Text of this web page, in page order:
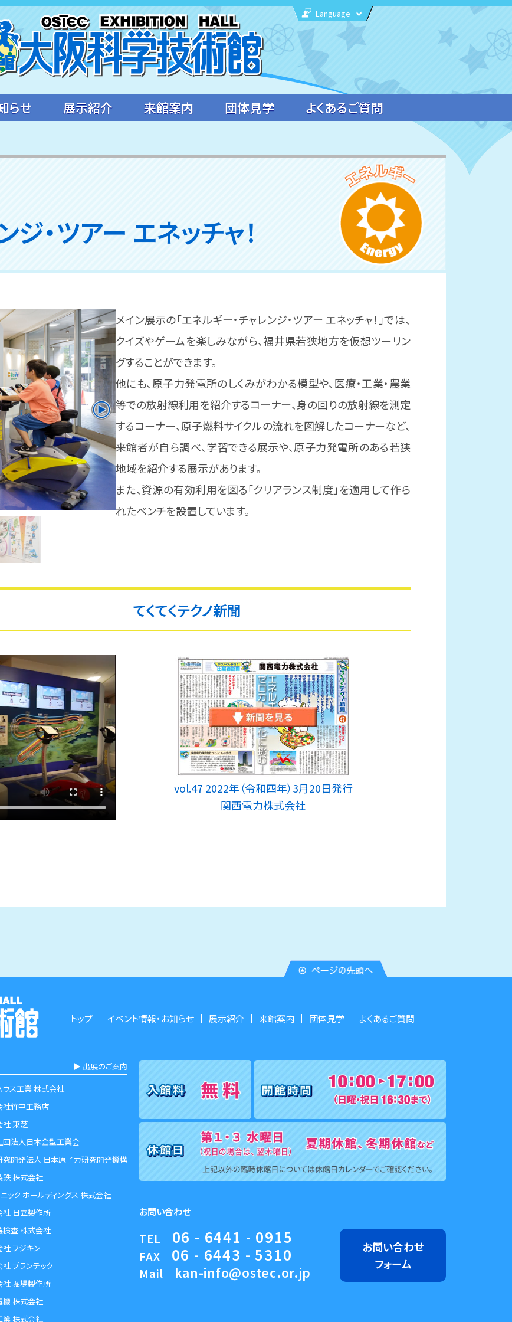
Language
らせ 展示紹介 来館案内 団体見学 よくあるご質問
・ツアー エネッチャ！
メイン展示の「エネルギー・チャレンジ・ツアー エネッチャ！」では、
クイズやゲームを楽しみながら、福井県若狭地方を仮想ツーリン
グすることができます。
他にも、原子力発電所のしくみがわかる模型や、医療・工業・農業
等での放射線利用を紹介するコーナー、身の回りの放射線を測定
するコーナー、原子燃料サイクルの流れを図解したコーナーなど、
来館者が自ら調べ、学習できる展示や、原子力発電所のある若狭
地域を紹介する展示があります。
また、資源の有効利用を図る「クリアランス制度」を適用して作ら
れたベンチを設置しています。
てくてくテクノ新聞
vol.47 2022年（令和四年）3月20日発行
関西電力株式会社
トップ イベント情報・お知らせ 展示紹介 来館案内 団体見学 よくあるご質問
お問い合わせ
TEL 06 - 6441 - 0915
FAX 06 - 6443 - 5310
Mail kan-info@ostec.or.jp
お問い合わせ
フォーム
▶︎ 出展のご案内
ウス工業 株式会社
社竹中工務店
社 東芝
団法人日本金型工業会
究開発法人 日本原子力研究開発機構
鉄 株式会社
ック ホールディングス 株式会社
社 日立製作所
検査 株式会社
フジキン
プランテック
社 堀場製作所
機 株式会社
業 株式会社